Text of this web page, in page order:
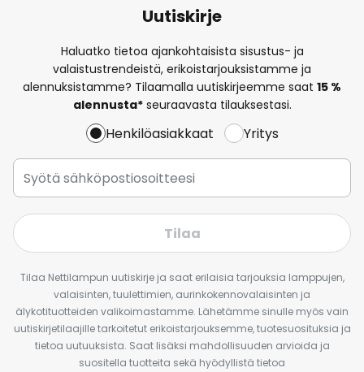
Uutiskirje
Haluatko tietoa ajankohtaisista sisustus- ja
valaistustrendeistä, erikoistarjouksistamme ja
alennuksistamme? Tilaamalla uutiskirjeemme saat 15 %
alennusta*seuraavasta tilauksestasi.
Henkilöasiakkaat Yritys
Tilaa
Tilaa Nettilampun uutiskirje ja saat erilaisia tarjouksia lamppujen,
valaisinten, tuulettimien, aurinkokennovalaisinten ja
älykotituotteiden valikoimastamme. Lähetämme sinulle myös vain
uutiskirjetilaajille tarkoitetut erikoistarjouksemme, tuotesuosituksia ja
tietoa uutuuksista. Saat lisäksi mahdollisuuden arvioida ja
suositella tuotteita sekä hyödyllistä tietoa